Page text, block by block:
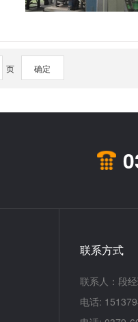
页 确定
联系方式
联系人：段
电话: